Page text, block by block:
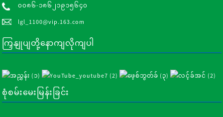
၀၀၈၆-၁၈၆၂၁၉၁၅၆၄၀
lgl_1100@vip.163.com
ကြှနျုပျတို့နောကျလိုကျပါ
စုံစမ်းမေးမြန်းခြင်း